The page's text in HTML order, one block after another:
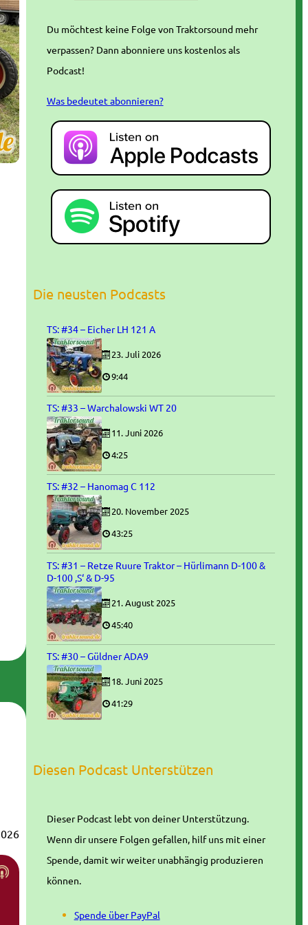
Du möchtest keine Folge von Traktorsound mehr
verpassen? Dann abonniere uns kostenlos als
Podcast!
Was bedeutet abonnieren?
Die neusten Podcasts
TS: #34 – Eicher LH 121 A
23. Juli 2026
9:44
TS: #33 – Warchalowski WT 20
11. Juni 2026
4:25
TS: #32 – Hanomag C 112
20. November 2025
43:25
TS: #31 – Retze Ruure Traktor – Hürlimann D-100 &
D-100 ‚S‘ & D-95
21. August 2025
45:40
TS: #30 – Güldner ADA9
18. Juni 2025
41:29
Diesen Podcast Unterstützen
Dieser Podcast lebt von deiner Unterstützung.
Wenn dir unsere Folgen gefallen, hilf uns mit einer
Spende, damit wir weiter unabhängig produzieren
können.
Spende über PayPal